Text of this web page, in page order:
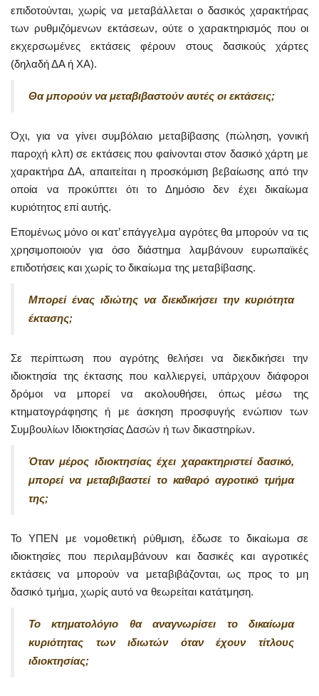
επιδοτούνται, χωρίς να μεταβάλλεται ο δασικός χαρακτήρας
των ρυθμιζόμενων εκτάσεων, ούτε ο χαρακτηρισμός που οι
εκχερσωμένες εκτάσεις φέρουν στους δασικούς χάρτες
(δηλαδή ΔΑ ή ΧΑ).
Θα μπορούν να μεταβιβαστούν αυτές οι εκτάσεις;
Όχι, για να γίνει συμβόλαιο μεταβίβασης (πώληση, γονική
παροχή κλπ) σε εκτάσεις που φαίνονται στον δασικό χάρτη με
χαρακτήρα ΔΑ, απαιτείται η προσκόμιση βεβαίωσης από την
οποία να προκύπτει ότι το Δημόσιο δεν έχει δικαίωμα
κυριότητος επί αυτής.
Επομένως μόνο οι κατ’ επάγγελμα αγρότες θα μπορούν να τις
χρησιμοποιούν για όσο διάστημα λαμβάνουν ευρωπαϊκές
επιδοτήσεις και χωρίς το δικαίωμα της μεταβίβασης.
Μπορεί ένας ιδιώτης να διεκδικήσει την κυριότητα
έκτασης;
Σε περίπτωση που αγρότης θελήσει να διεκδικήσει την
ιδιοκτησία της έκτασης που καλλιεργεί, υπάρχουν διάφοροι
δρόμοι να μπορεί να ακολουθήσει, όπως μέσω της
κτηματογράφησης ή με άσκηση προσφυγής ενώπιον των
Συμβουλίων Ιδιοκτησίας Δασών ή των δικαστηρίων.
Όταν μέρος ιδιοκτησίας έχει χαρακτηριστεί δασικό,
μπορείνα μεταβιβαστεί το καθαρό αγροτικό τμήμα
της;
Το ΥΠΕΝ με νομοθετική ρύθμιση, έδωσε το δικαίωμα σε
ιδιοκτησίες που περιλαμβάνουν και δασικές και αγροτικές
εκτάσεις να μπορούν να μεταβιβάζονται, ως προς το μη
δασικό τμήμα, χωρίς αυτό να θεωρείται κατάτμηση.
Το κτηματολόγιο θα αναγνωρίσει το δικαίωμα
κυριότητας των ιδιωτών όταν έχουν τίτλους
ιδιοκτησίας;